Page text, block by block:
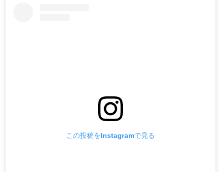
この投稿をInstagramで見る